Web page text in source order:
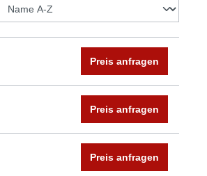
Preis anfragen
Preis anfragen
Preis anfragen